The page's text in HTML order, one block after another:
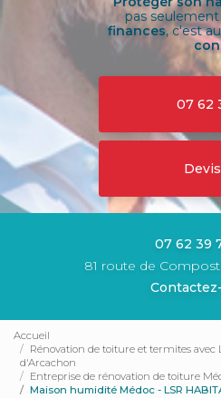
pas
finances, c'est
07 62
07 62 39
81 route de
Accueil
Rénovation de toiture et termites avec
d'Arcachon
Entreprise de rénovation de toiture
Maison humidité Médoc - LSR